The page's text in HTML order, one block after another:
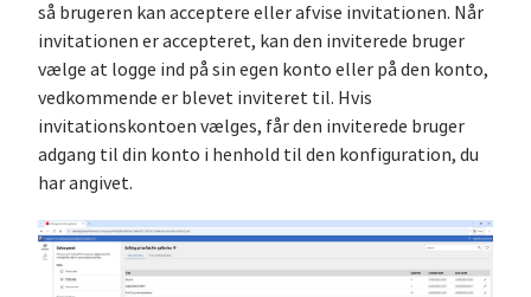
så brugeren kan acceptere eller afvise invitationen. Når
invitationen er accepteret, kan den inviterede bruger
vælge at logge ind på sin egen konto eller på den konto,
vedkommende er blevet inviteret til. Hvis
invitationskontoen vælges, får den inviterede bruger
adgang til din konto i henhold til den konfiguration, du
har angivet.